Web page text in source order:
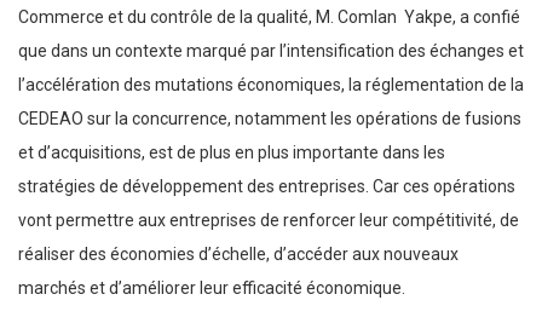
Commerce et du contrôle de la qualité, M. Comlan Yakpe, a confié
que dans un contexte marqué par l’intensification des échanges et
l’accélération des mutations économiques, la réglementation de la
CEDEAO sur la concurrence, notamment les opérations de fusions
et d’acquisitions, est de plus en plus importante dans les
stratégies de développement des entreprises. Car ces opérations
vont permettre aux entreprises de renforcer leur compétitivité, de
réaliser des économies d’échelle, d’accéder aux nouveaux
marchés et d’améliorer leur efficacité économique.